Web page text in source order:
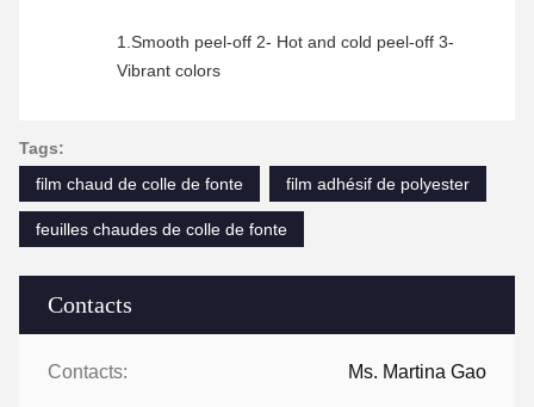
Contacts
Contacts: Ms. Martina Gao
1.Smooth peel-off 2- Hot and cold peel-off 3-
Vibrant colors
Tags:
film chaud de colle de fonte
film adhésif de polyester
feuilles chaudes de colle de fonte